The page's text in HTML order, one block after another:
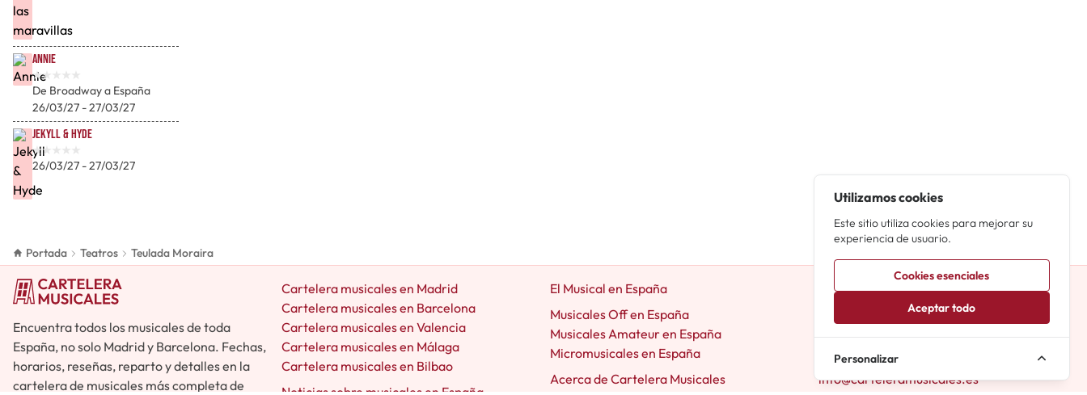
Annie
De Broadway a España
26/03/27 - 27/03/27
Jekyll & Hyde
26/03/27 - 27/03/27
Portada Teatros Teulada Moraira
Encuentra todos los musicales de toda
España, no solo Madrid y Barcelona. Fechas,
horarios, reseñas, reparto y detalles en la
cartelera de musicales más completa de
Cartelera musicales en Madrid
Cartelera musicales en Barcelona
Cartelera musicales en Valencia
Cartelera musicales en Málaga
Cartelera musicales en Bilbao
El Musical en España
Musicales Off en España
Musicales Amateur en España
Micromusicales en España
Acerca de Cartelera Musicales
Iniciar sesión
Registro
Contacto
info@carteleramusicales.es
Utilizamos cookies
Este sitio utiliza cookies para mejorar su
experiencia de usuario.
Cookies esenciales
Aceptar todo
Personalizar